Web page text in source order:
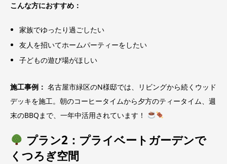
こんな方におすすめ：
家族でゆったり過ごしたい
友人を招いてホームパーティーをしたい
子どもの遊び場がほしい
施工事例： 名古屋市緑区のN様邸では、リビングから続くウッド
デッキを施工。朝のコーヒータイムから夕方のティータイム、週
末のBBQまで、一年中活用されています！
プラン2：プライベートガーデンで
くつろぎ空間